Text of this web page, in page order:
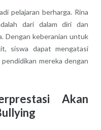
pelajaran berharga. Rina
dari dalam diri dan
Dengan keberanian untuk
siswa dapat mengatasi
mereka dengan
Akan